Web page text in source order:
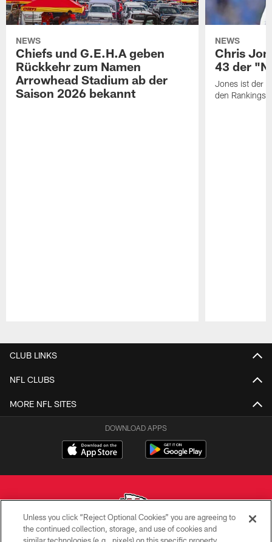
NEWS
Chiefs und G.E.H.A geben
Rückkehr zum Namen
Arrowhead Stadium ab der
Saison 2026 bekannt
NEWS
Chris
43 der
Jones ist der
den Rankings
CLUB LINKS
NFL CLUBS
MORE NFL SITES
DOWNLOAD APPS
Unless you click “Reject Optional Cookies” you are agreeing to
the continued collection, storage, and use of cookies and